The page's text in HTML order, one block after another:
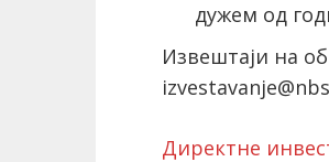
дужем од
Извештаји на
Директне